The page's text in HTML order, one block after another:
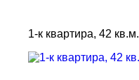
1-к квартира, 42 кв.м.